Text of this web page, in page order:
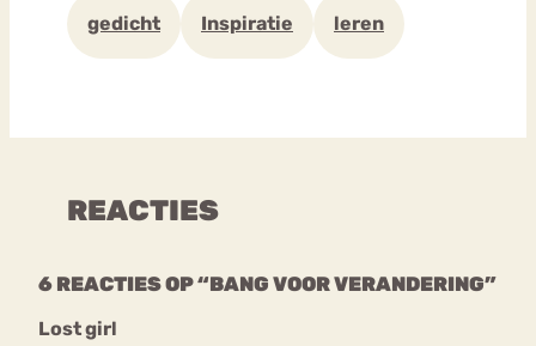
gedicht Inspiratie leren
REACTIES
6 REACTIES OP “BANG VOOR VERANDERING”
Lost girl